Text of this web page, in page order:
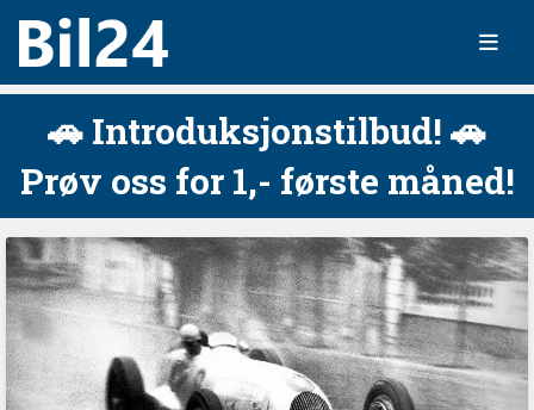
🚗 Introduksjonstilbud! 🚗
Prøv oss for 1,- første måned!